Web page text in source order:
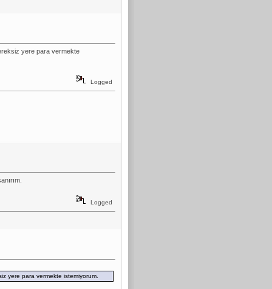
yere para vermekte
Logged
Logged
yere para vermekte istemiyorum.